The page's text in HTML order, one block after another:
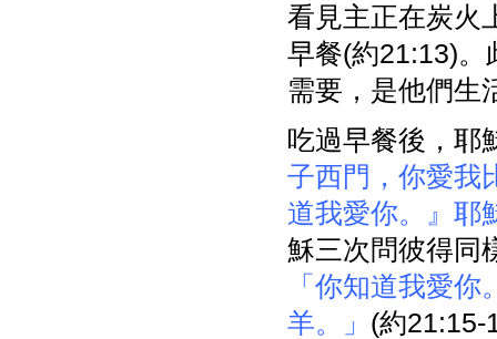
看見主正在炭火
早餐(約21:13)。
需要，是他們生
吃過早餐後，耶
子西門，你愛我
道我愛你。』耶
穌三次問彼得同
「你知道我愛你
羊。」 (約21:15-